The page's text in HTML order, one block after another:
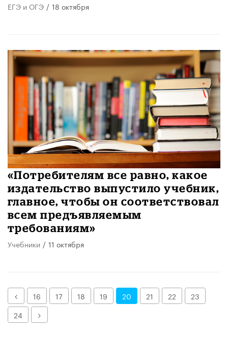
ЕГЭ и ОГЭ / 18 октября
«Потребителям все равно, какое
издательство выпустило учебник,
главное, чтобы он соответствовал
всем предъявляемым
требованиям»
Учебники / 11 октября
Назад16 17 18 19 20 21 22
23
24
Далее